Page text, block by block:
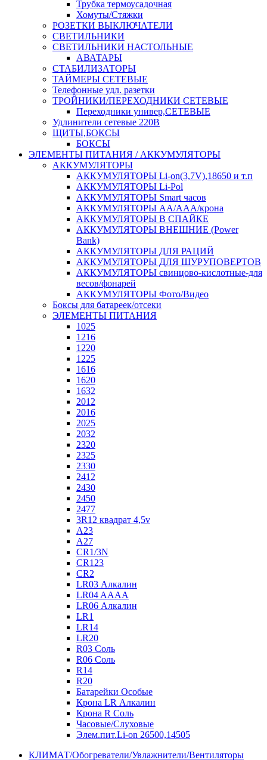
Трубка термоусадочная
Хомуты/Стяжки
РОЗЕТКИ ВЫКЛЮЧАТЕЛИ
СВЕТИЛЬНИКИ
СВЕТИЛЬНИКИ НАСТОЛЬНЫЕ
АВАТАРЫ
СТАБИЛИЗАТОРЫ
ТАЙМЕРЫ СЕТЕВЫЕ
Телефонные удл. разетки
ТРОЙНИКИ/ПЕРЕХОДНИКИ СЕТЕВЫЕ
Переходники универ,СЕТЕВЫЕ
Удлинители сетевые 220В
ЩИТЫ,БОКСЫ
БОКСЫ
ЭЛЕМЕНТЫ ПИТАНИЯ / АККУМУЛЯТОРЫ
АККУМУЛЯТОРЫ
АККУМУЛЯТОРЫ Li-on(3,7V),18650 и т.п
АККУМУЛЯТОРЫ Li-Pol
АККУМУЛЯТОРЫ Smart часов
АККУМУЛЯТОРЫ АА/ААА/крона
АККУМУЛЯТОРЫ В СПАЙКЕ
АККУМУЛЯТОРЫ ВНЕШНИЕ (Power
Bank)
АККУМУЛЯТОРЫ ДЛЯ РАЦИЙ
АККУМУЛЯТОРЫ ДЛЯ ШУРУПОВЕРТОВ
АККУМУЛЯТОРЫ свинцово-кислотные-для
весов/фонарей
АККУМУЛЯТОРЫ Фото/Видео
Боксы для батареек/отсеки
ЭЛЕМЕНТЫ ПИТАНИЯ
1025
1216
1220
1225
1616
1620
1632
2012
2016
2025
2032
2320
2325
2330
2412
2430
2450
2477
3R12 квадрат 4,5v
A23
A27
CR1/3N
CR123
CR2
LR03 Алкалин
LR04 AAAA
LR06 Алкалин
LR1
LR14
LR20
R03 Соль
R06 Соль
R14
R20
Батарейки Особые
Крона LR Алкалин
Крона R Соль
Часовые/Слуховые
Элем.пит.Li-on 26500,14505
КЛИМАТ/Обогреватели/Увлажнители/Вентиляторы